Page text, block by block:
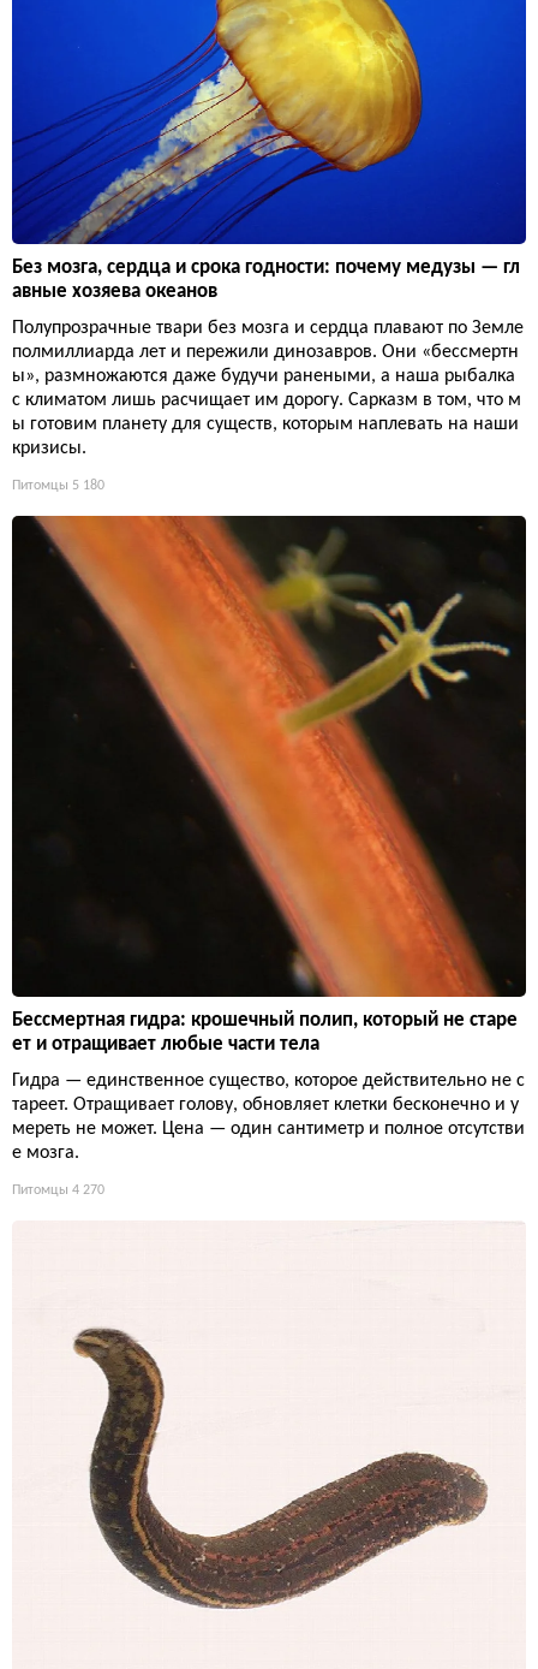
Без мозга, сердца и срока годности: почему медузы — гл
авные хозяева океанов
Полупрозрачные твари без мозга и сердца плавают по Земле
полмиллиарда лет и пережили динозавров. Они «бессмертн
ы», размножаются даже будучи ранеными, а наша рыбалка
с климатом лишь расчищает им дорогу. Сарказм в том, что м
ы готовим планету для существ, которым наплевать на наши
кризисы.
Питомцы 5 180
Бессмертная гидра: крошечный полип, который не старе
ет и отращивает любые части тела
Гидра — единственное существо, которое действительно не с
тареет. Отращивает голову, обновляет клетки бесконечно и у
мереть не может. Цена — один сантиметр и полное отсутстви
е мозга.
Питомцы 4 270